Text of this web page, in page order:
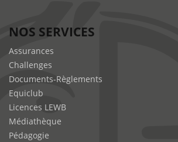
NOS SERVICES
Assurances
Challenges
Documents-Règlements
Equiclub
Licences LEWB
Médiathèque
Pédagogie